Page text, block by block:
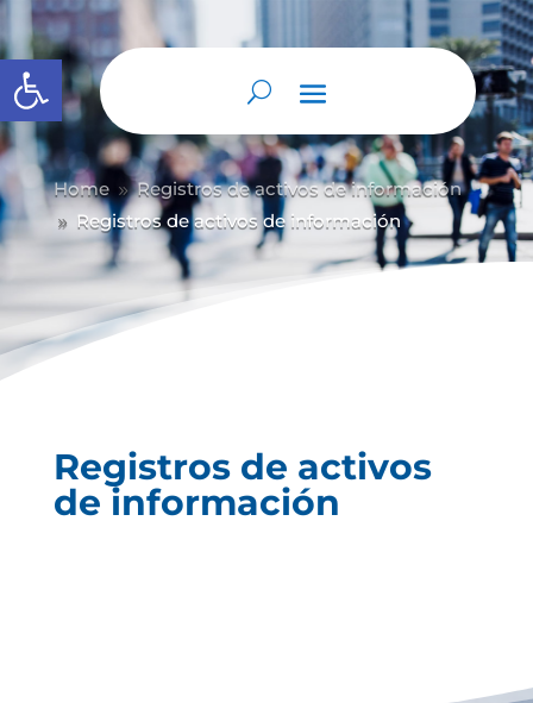
Abrir barra de herramientas
Home 9 Registros de activos de información
9 Registros de activos de información
Registros de activos
de información